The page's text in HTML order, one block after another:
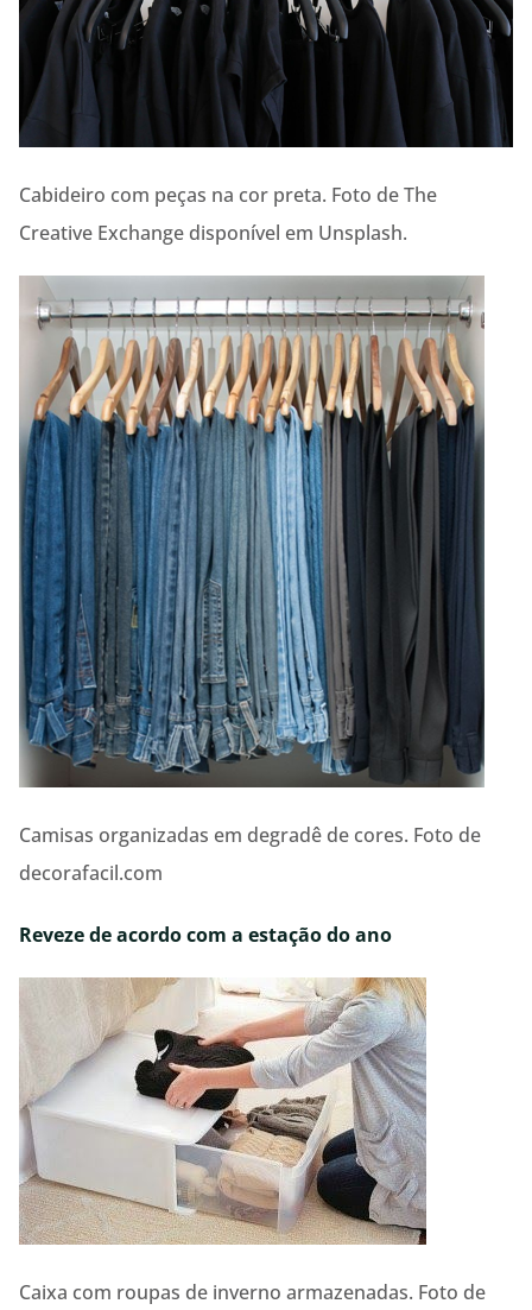
Cabideiro com peças na cor preta. Foto de The
Creative Exchange disponível em Unsplash.
Camisas organizadas em degradê de cores. Foto de
decorafacil.com
Reveze de acordo com a estação do ano
Caixa com roupas de inverno armazenadas. Foto de